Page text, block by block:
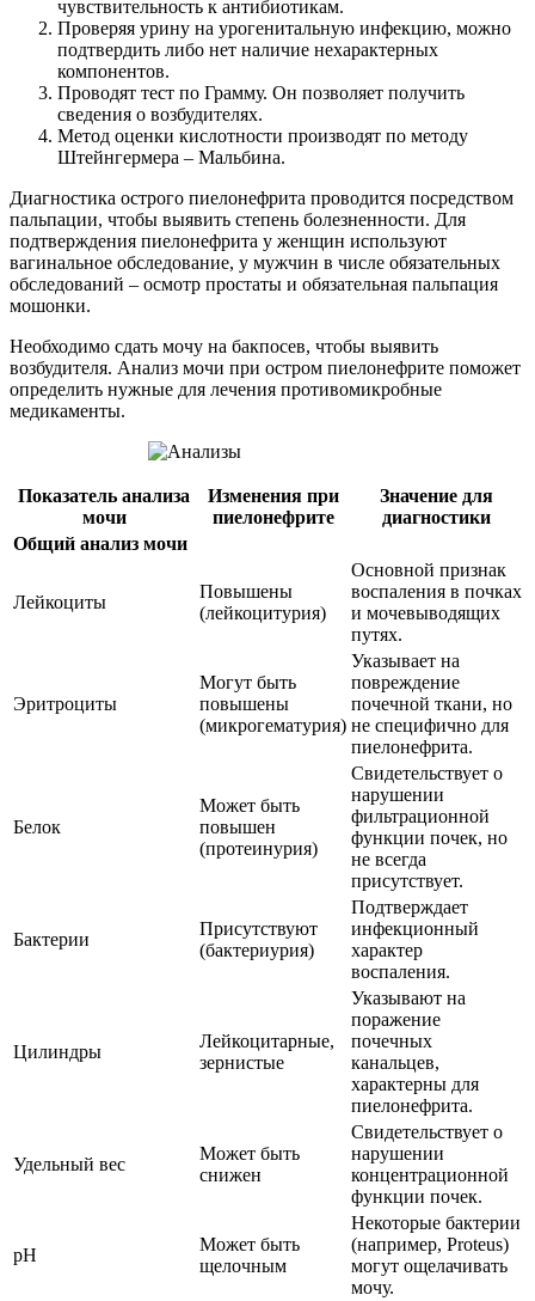
чувствительность к антибиотикам.
Проверяя урину на урогенитальную инфекцию, можно
подтвердить либо нет наличие нехарактерных
компонентов.
Проводят тест по Грамму. Он позволяет получить
сведения о возбудителях.
Метод оценки кислотности производят по методу
Штейнгермера – Мальбина.
Диагностика острого пиелонефрита проводится посредством
пальпации, чтобы выявить степень болезненности. Для
подтверждения пиелонефрита у женщин используют
вагинальное обследование, у мужчин в числе обязательных
обследований – осмотр простаты и обязательная пальпация
мошонки.
Необходимо сдать мочу на бакпосев, чтобы выявить
возбудителя. Анализ мочи при остром пиелонефрите поможет
определить нужные для лечения противомикробные
медикаменты.
Показатель анализа
мочи
Изменения при
пиелонефрите
Значение для
диагностики
Общий анализ мочи
Лейкоциты
Повышены
(лейкоцитурия)
Основной признак
воспаления в почках
и мочевыводящих
путях.
Эритроциты
Могут быть
повышены
(микрогематурия)
Указывает на
повреждение
почечной ткани, но
не специфично для
пиелонефрита.
Белок
Может быть
повышен
(протеинурия)
Свидетельствует о
нарушении
фильтрационной
функции почек, но
не всегда
присутствует.
Бактерии
Присутствуют
(бактериурия)
Подтверждает
инфекционный
характер
воспаления.
Цилиндры
Лейкоцитарные,
зернистые
Указывают на
поражение
почечных
канальцев,
характерны для
пиелонефрита.
Удельный вес
Может быть
снижен
Свидетельствует о
нарушении
концентрационной
функции почек.
pH
Может быть
щелочным
Некоторые бактерии
(например, Proteus)
могут ощелачивать
мочу.